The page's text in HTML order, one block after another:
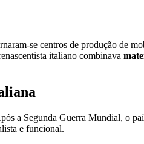
se centros de produção de
italiano combinava
a Segunda Guerra Mundial, o
e funcional.